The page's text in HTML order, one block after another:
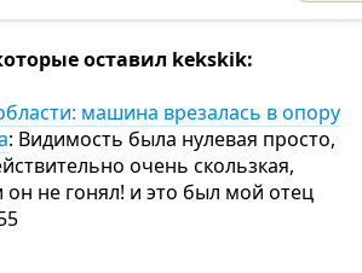
оставил kekskik:
машина врезалась в опору
: Видимость была нулевая просто,
очень скользкая,
он не гонял! и это был мой отец